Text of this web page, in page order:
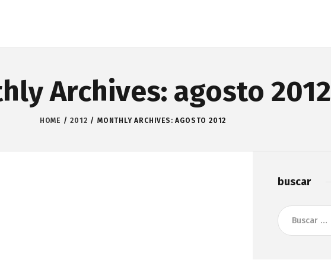
Archives: agosto 2012
HOME 2012 MONTHLY ARCHIVES: AGOSTO 2012
buscar
Buscar: